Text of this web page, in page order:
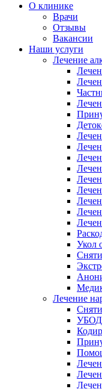
О клинике
Врачи
Отзывы
Вакансии
Наши услуги
Лечение
Укол
Лечение
УБОД